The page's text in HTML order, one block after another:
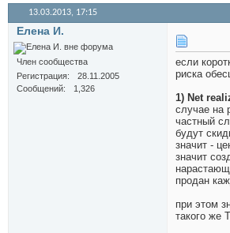
13.03.2013, 17:15
Елена И.
Член сообщества
Регистрация
28.11.2005
Сообщений
1,326
если
риска
1) Net
случае на
частный
будут
значит -
значит
продан
при этом
такого же